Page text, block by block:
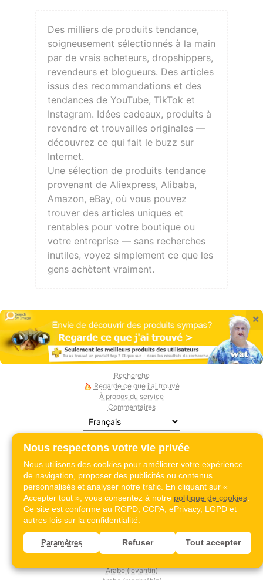
Des milliers de produits tendance,
soigneusement sélectionnés à la main
par de vrais acheteurs, dropshippers,
revendeurs et blogueurs. Des articles
issus des recommandations et des
tendances de YouTube, TikTok et
Instagram. Idées cadeaux, produits à
revendre et trouvailles originales —
découvrez ce qui fait le buzz sur
Internet.
Une sélection de produits tendance
provenant de Aliexpress, Alibaba,
Amazon, eBay, où vous pouvez
trouver des articles uniques et
rentables pour votre boutique ou
votre entreprise — sans recherches
inutiles, voyez simplement ce que les
gens achètent vraiment.
×
Recherche
Regarde ce que j'ai trouvé
À propos du service
Commentaires
Installer l'extension du navigateur:
Langue:
Albanais
Allemand
Anglais
Arabe (levantin)
Nous respectons votre vie privée
Nous utilisons des cookies pour améliorer votre expérience
de navigation, proposer des publicités ou contenus
personnalisés et analyser notre trafic. En cliquant sur «
Accepter tout », vous consentez à notre politique de cookies
Ce site est conforme au RGPD, CCPA, ePrivacy, LGPD et
autres lois sur la confidentialité.
Paramètres Refuser Tout accepter